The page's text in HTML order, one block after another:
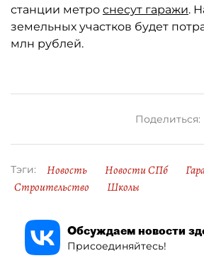
станции метро снесут гаражи.
земельных участков будет
млн рублей.
Поделиться:
Тэги: Новость Новости СПб
Строительство
Школы
Обсуждаем новости
Присоединяйтесь!